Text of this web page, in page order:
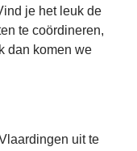
je het leuk de
te coördineren,
dan komen we
uit te